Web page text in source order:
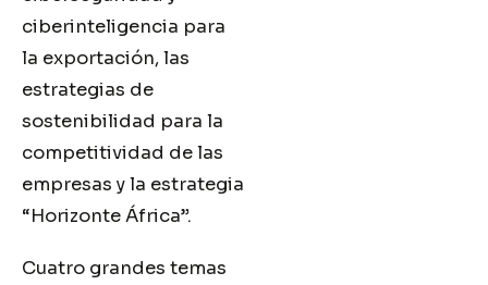
ciberinteligencia para
la exportación, las
estrategias de
sostenibilidad para la
competitividad de las
empresas y la estrategia
“Horizonte África”.
Cuatro grandes temas